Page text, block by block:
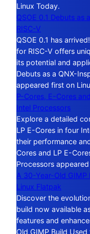
Linux Today.
QSOE 0.1 Debuts as
RISC-V
QSOE 0.1 has
for RISC-V offers
its potential and
Debuts as a QNX-
appeared first on
P-Cores, E-Cores
Intel Processors
Explore a detailed
LP E-Cores in four
their performance
Cores and LP E-
Processors
A 30-Year-Old GIMP
Linux Flatpak
Discover the
build now available
features and
Old GIMP Build